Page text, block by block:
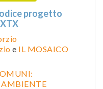
progetto
e IL MOSAICO
AMBIENTE